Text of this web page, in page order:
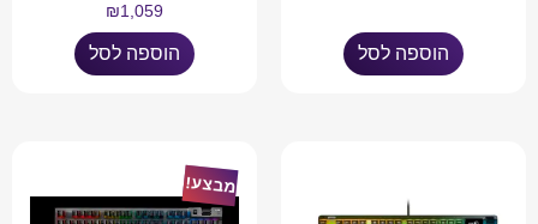
הוספה לסל
₪1,059
הוספה לסל
מבצע!